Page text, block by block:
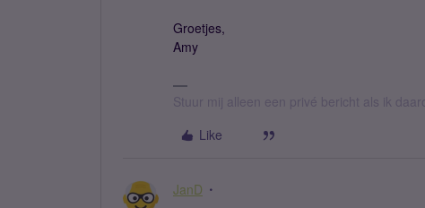
Groetjes,
Amy
Stuur mij alleen een privé bericht als ik
Like
JanD